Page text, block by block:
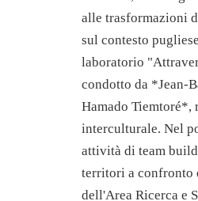
alle trasformazioni
sul contesto
laboratorio
condotto da *Jean-
Hamado Tiemtoré*,
interculturale. Nel
attività di team
territori a confronto
dell'Area Ricerca e